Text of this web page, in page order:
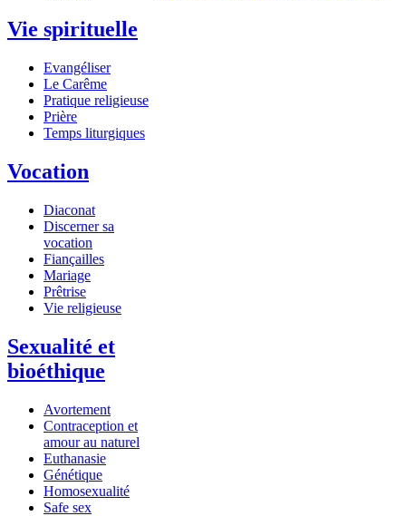
Vie spirituelle
Evangéliser
Le Carême
Pratique religieuse
Prière
Temps liturgiques
Vocation
Diaconat
Discerner sa
vocation
Fiançailles
Mariage
Prêtrise
Vie religieuse
Sexualité et
bioéthique
Avortement
Contraception et
amour au naturel
Euthanasie
Génétique
Homosexualité
Safe sex